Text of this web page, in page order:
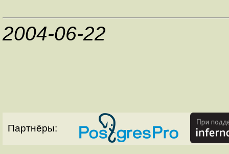
2004-06-22
Партнёры: